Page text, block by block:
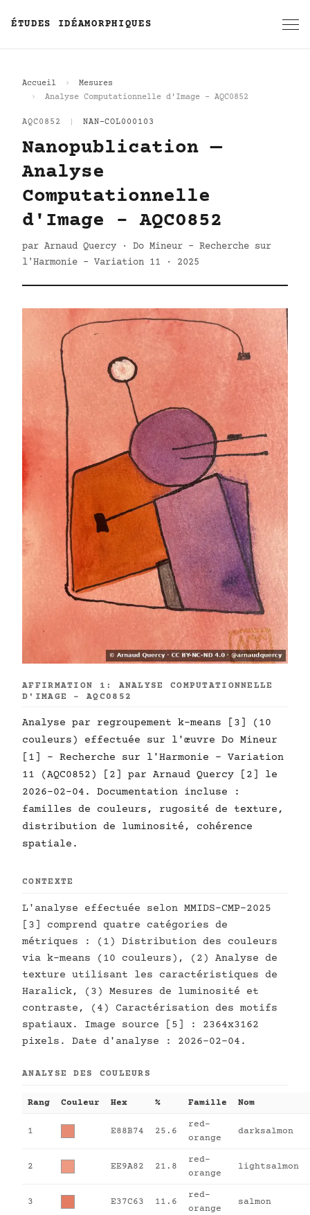
ÉTUDES IDÉAMORPHIQUES
Accueil
Mesures
Analyse Computationnelle d'Image - AQC0852
AQC0852 NAN-COL000103
Nanopublication —
Analyse
Computationnelle
d'Image - AQC0852
par Arnaud Quercy · Do Mineur - Recherche sur
l'Harmonie - Variation 11 · 2025
AFFIRMATION 1: ANALYSE COMPUTATIONNELLE
D'IMAGE - AQC0852
Analyse par regroupement k-means [3] (10
couleurs) effectuée sur l'œuvre Do Mineur
[1] - Recherche sur l'Harmonie - Variation
11 (AQC0852) [2] par Arnaud Quercy [2] le
2026-02-04. Documentation incluse :
familles de couleurs, rugosité de texture,
distribution de luminosité, cohérence
spatiale.
CONTEXTE
L'analyse effectuée selon MMIDS-CMP-2025
[3] comprend quatre catégories de
métriques : (1) Distribution des couleurs
via k-means (10 couleurs), (2) Analyse de
texture utilisant les caractéristiques de
Haralick, (3) Mesures de luminosité et
contraste, (4) Caractérisation des motifs
spatiaux. Image source [5] : 2364x3162
pixels. Date d'analyse : 2026-02-04.
ANALYSE DES COULEURS
Rang Couleur Hex % Famille Nom
1 E88B74 25.6
red-
orange
darksalmon
2 EE9A82 21.8
red-
orange
lightsalmon
3 E37C63 11.6
red-
orange
salmon